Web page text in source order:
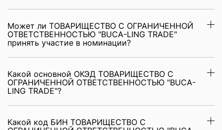
Может ли ТОВАРИЩЕСТВО С ОГРАНИЧЕННОЙ
ОТВЕТСТВЕННОСТЬЮ "BUCA-LING TRADE"
принять участие в номинации?
Какой основной ОКЭД ТОВАРИЩЕСТВО С
ОГРАНИЧЕННОЙ ОТВЕТСТВЕННОСТЬЮ "BUCA-
LING TRADE"?
Какой код БИН ТОВАРИЩЕСТВО С